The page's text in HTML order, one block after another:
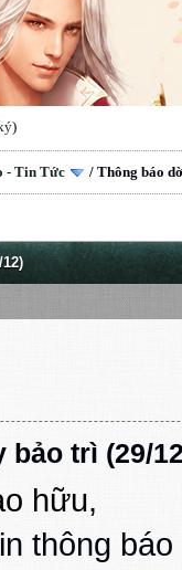
)
- Tin Tức / Thông báo
bảo trì (29/
hữu,
thông